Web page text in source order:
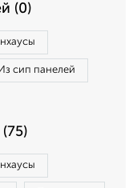
(0)
Из сип панелей